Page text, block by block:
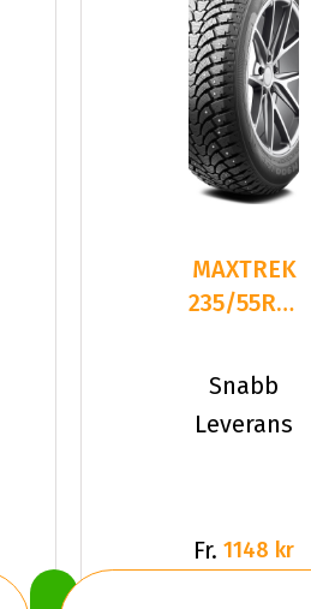
MAXTREK
235/55R17
TREK
M900 ICE
X
Snabb
Leverans
Fr. 1148 kr